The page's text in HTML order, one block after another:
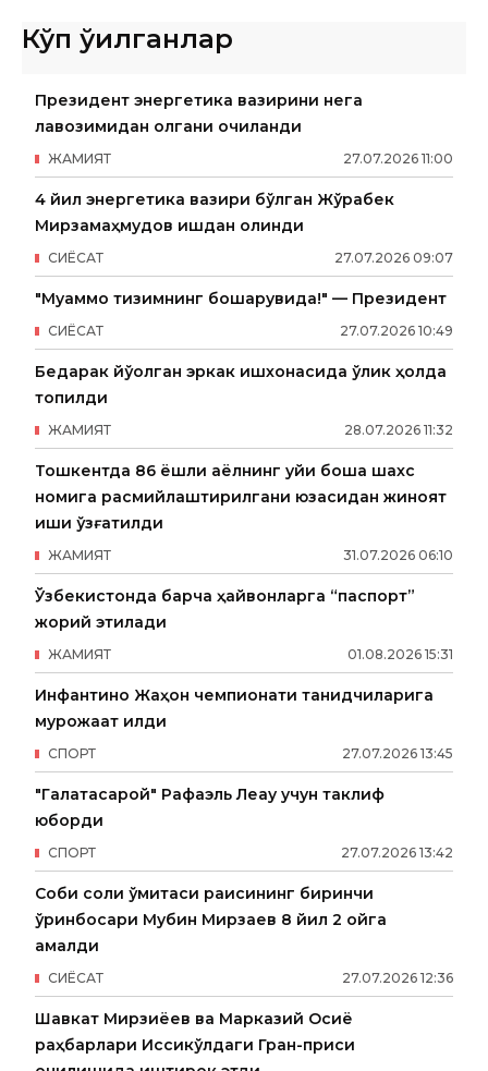
Кўп ўқилганлар
Президент энергетика вазирини нега
лавозимидан олгани очиқланди
27.07.2026 11:00
ЖАМИЯТ
4 йил энергетика вазири бўлган Жўрабек
Мирзамаҳмудов ишдан олинди
27.07.2026 09:07
СИËСАТ
"Муаммо тизимнинг бошқарувида!" — Президент
27.07.2026 10:49
СИËСАТ
Бедарак йўқолган эркак ишхонасида ўлик ҳолда
топилди
28.07.2026 11:32
ЖАМИЯТ
Тошкентда 86 ёшли аёлнинг уйи бошқа шахс
номига расмийлаштирилгани юзасидан жиноят
иши қўзғатилди
31.07.2026 06:10
ЖАМИЯТ
Ўзбекистонда барча ҳайвонларга “паспорт”
жорий этилади
01.08.2026 15:31
ЖАМИЯТ
Инфантино Жаҳон чемпионати танқидчиларига
мурожаат қилди
27.07.2026 13:45
СПОРТ
"Галатасарой" Рафаэль Леау учун таклиф
юборди
27.07.2026 13:42
СПОРТ
Собиқ солиқ қўмитаси раисининг биринчи
ўринбосари Мубин Мирзаев 8 йил 2 ойга
қамалди
27.07.2026 12:36
СИËСАТ
Шавкат Мирзиёев ва Марказий Осиё
раҳбарлари Иссиқкўлдаги Гран-приси